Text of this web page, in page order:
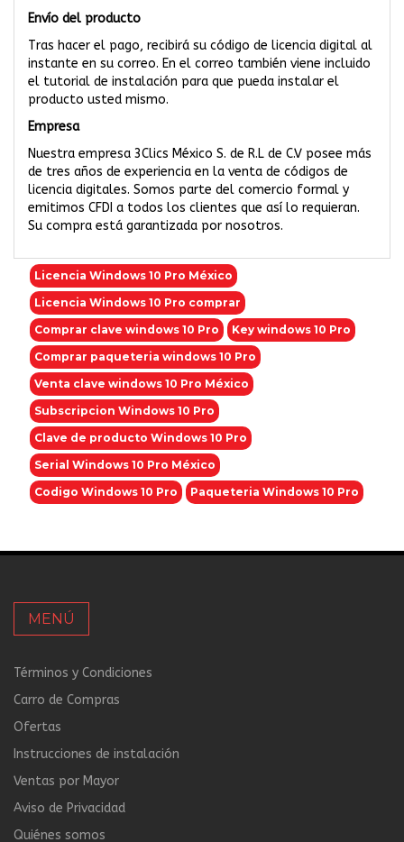
Envío del producto
Tras hacer el pago, recibirá su código de licencia digital al
instante en su correo. En el correo también viene incluido
el tutorial de instalación para que pueda instalar el
producto usted mismo.
Empresa
Nuestra empresa 3Clics México S. de R.L de C.V posee más
de tres años de experiencia en la venta de códigos de
licencia digitales. Somos parte del comercio formal y
emitimos CFDI a todos los clientes que así lo requieran.
Su compra está garantizada por nosotros.
Licencia Windows 10 Pro México
Licencia Windows 10 Pro comprar
Comprar clave windows 10 Pro
Key windows 10 Pro
Comprar paqueteria windows 10 Pro
Venta clave windows 10 Pro México
Subscripcion Windows 10 Pro
Clave de producto Windows 10 Pro
Serial Windows 10 Pro México
Codigo Windows 10 Pro
Paqueteria Windows 10 Pro
MENÚ
Términos y Condiciones
Carro de Compras
Ofertas
Instrucciones de instalación
Ventas por Mayor
Aviso de Privacidad
Quiénes somos